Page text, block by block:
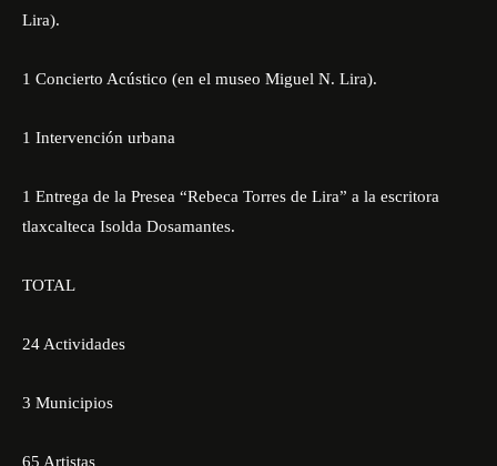
Lira).
1 Concierto Acústico (en el museo Miguel N. Lira).
1 Intervención urbana
1 Entrega de la Presea “Rebeca Torres de Lira” a la escritora
tlaxcalteca Isolda Dosamantes.
TOTAL
24 Actividades
3 Municipios
65 Artistas